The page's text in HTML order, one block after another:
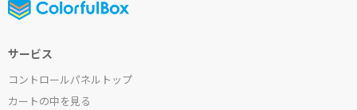
サービス
コントロールパネルトップ
カートの中を見る